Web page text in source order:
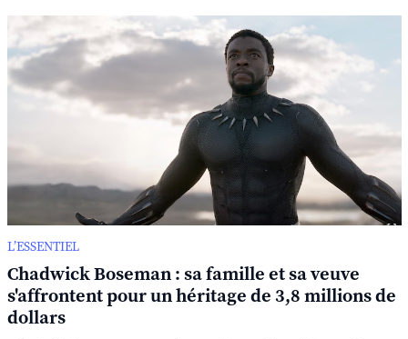
L’ESSENTIEL
Chadwick Boseman : sa famille et sa veuve
s'affrontent pour un héritage de 3,8 millions de
dollars